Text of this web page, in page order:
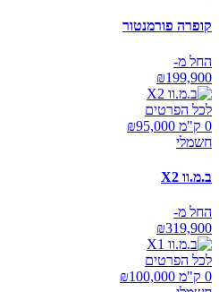
קופרה פורמנטור
החל מ-
₪199,900
לכל הפרטים
0 ק"מ ₪
95,000
חשמלי
ב.מ.וו X2
החל מ-
₪319,900
לכל הפרטים
0 ק"מ ₪
100,000